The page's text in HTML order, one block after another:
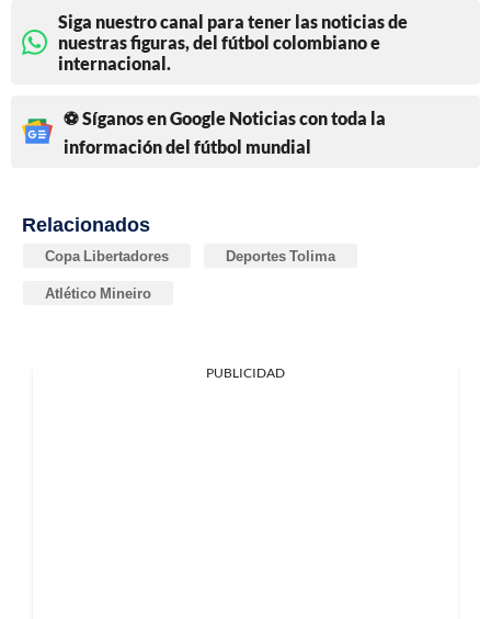
Siga nuestro canal para tener las noticias de
nuestras figuras, del fútbol colombiano e
internacional.
⚽ Síganos en Google Noticias con toda la
información del fútbol mundial
Relacionados
Copa Libertadores Deportes Tolima
Atlético Mineiro
PUBLICIDAD